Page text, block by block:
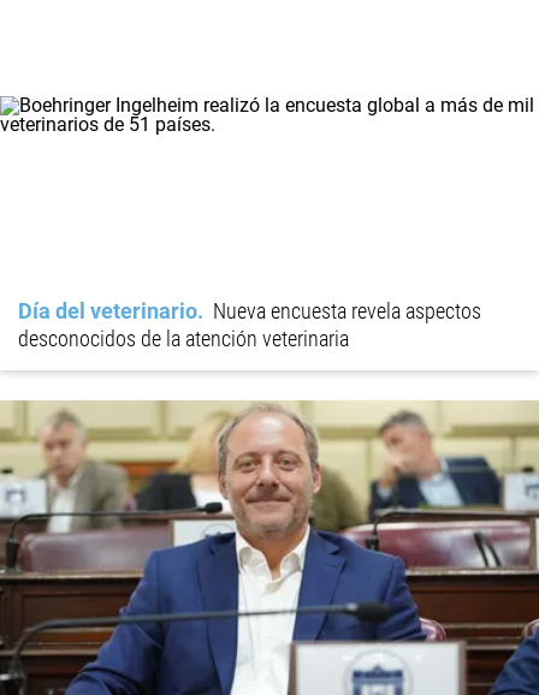
Día del veterinario
Nueva encuesta revela aspectos
desconocidos de la atención veterinaria